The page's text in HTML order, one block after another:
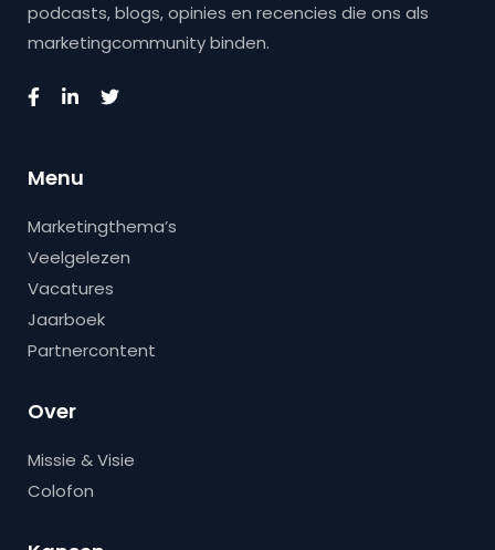
podcasts, blogs, opinies en recencies die ons als
marketingcommunity binden.
Menu
Marketingthema’s
Veelgelezen
Vacatures
Jaarboek
Partnercontent
Over
Missie & Visie
Colofon